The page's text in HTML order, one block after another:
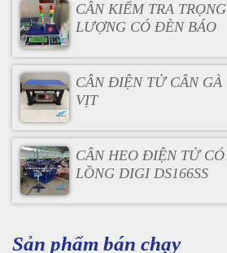
CÂN KIỂM TRA TRỌNG
LƯỢNG CÓ ĐÈN BÁO
CÂN ĐIỆN TỬ CÂN GÀ
VỊT
CÂN HEO ĐIỆN TỬ CÓ
LỒNG DIGI DS166SS
Sản phẩm bán chạy